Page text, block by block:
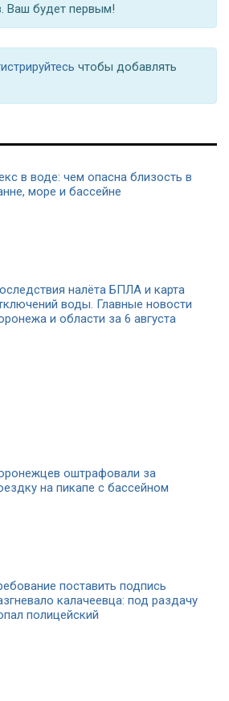
Ваш будет первым!
чтобы добавлять
в воде: чем опасна близость в
море и бассейне
налёта БПЛА и карта
воды. Главные новости
и области за 6 августа
оштрафовали за
на пикапе с бассейном
поставить подпись
калачеевца: под раздачу
полицейский